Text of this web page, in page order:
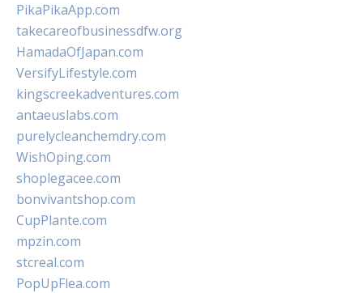
PikaPikaApp.com
takecareofbusinessdfw.org
HamadaOfJapan.com
VersifyLifestyle.com
kingscreekadventures.com
antaeuslabs.com
purelycleanchemdry.com
WishOping.com
shoplegacee.com
bonvivantshop.com
CupPlante.com
mpzin.com
stcreal.com
PopUpFlea.com